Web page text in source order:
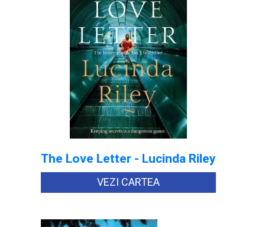
The Love Letter - Lucinda Riley
VEZI CARTEA